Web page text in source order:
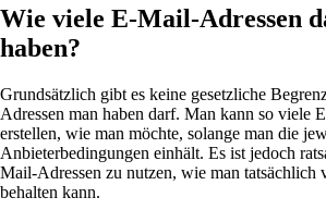
Wie viele E-Mail-Adressen
haben?
Grundsätzlich gibt es keine gesetzliche
Adressen man haben darf. Man kann so viele
erstellen, wie man möchte, solange man die
Anbieterbedingungen einhält. Es ist jedoch
Mail-Adressen zu nutzen, wie man
behalten kann.